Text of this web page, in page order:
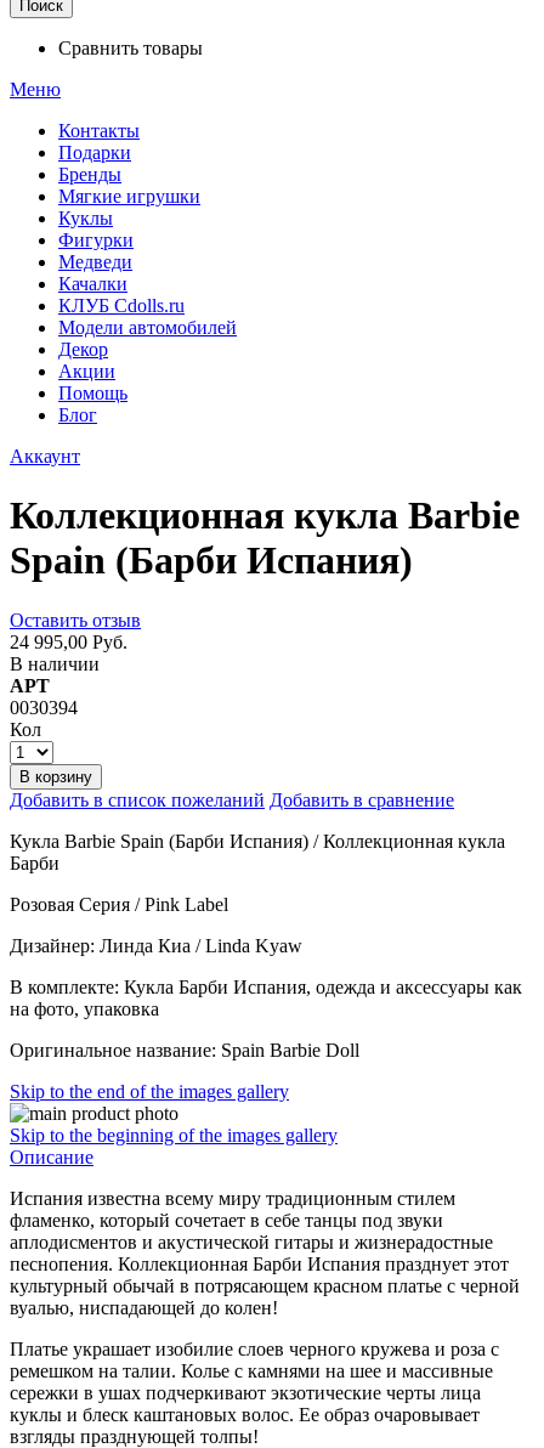
Поиск
Сравнить товары
Меню
Контакты
Подарки
Бренды
Мягкие игрушки
Куклы
Фигурки
Медведи
Качалки
КЛУБ Cdolls.ru
Модели автомобилей
Декор
Акции
Помощь
Блог
Аккаунт
Коллекционная кукла Barbie
Spain (Барби Испания)
Оставить отзыв
24 995,00 Руб.
В наличии
АРТ
0030394
Кол
В корзину
Добавить в список пожеланий Добавить в сравнение
Кукла Barbie Spain (Барби Испания) / Коллекционная кукла
Барби
Розовая Серия / Pink Label
Дизайнер: Линда Киа / Linda Kyaw
В комплекте: Кукла Барби Испания, одежда и аксессуары как
на фото, упаковка
Оригинальное название: Spain Barbie Doll
Skip to the end of the images gallery
Skip to the beginning of the images gallery
Описание
Испания известна всему миру традиционным стилем
фламенко, который сочетает в себе танцы под звуки
аплодисментов и акустической гитары и жизнерадостные
песнопения. Коллекционная Барби Испания празднует этот
культурный обычай в потрясающем красном платье с черной
вуалью, ниспадающей до колен!
Платье украшает изобилие слоев черного кружева и роза с
ремешком на талии. Колье с камнями на шее и массивные
сережки в ушах подчеркивают экзотические черты лица
куклы и блеск каштановых волос. Ее образ очаровывает
взгляды празднующей толпы!